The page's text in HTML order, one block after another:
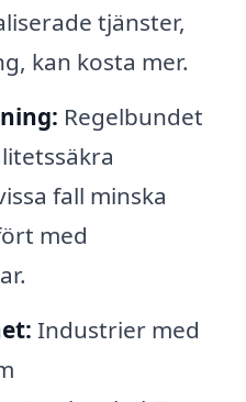
tjänster,
kan kosta mer.
Regelbundet
fall minska
med
Industrier med